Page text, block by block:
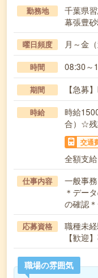
勤務地
千葉県
幕張豊
曜日頻度 月～金
時間 08:30～
期間 【急募
時給
時給
合）☆残
交通
全額支給
仕事内容
一般事務
＊デー
の確認
応募資格
職種未
【歓迎
職場の雰囲気